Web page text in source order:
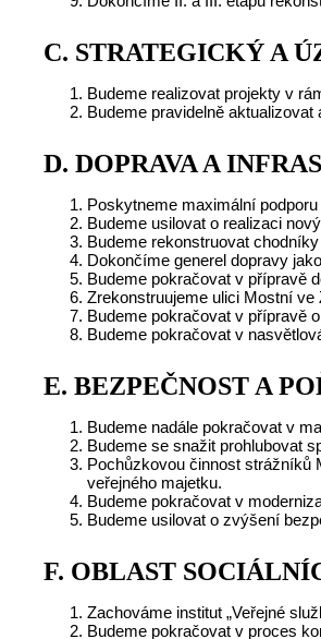
C. STRATEGICKÝ A
Budeme realizovat projekty v
Budeme pravidelně
D. DOPRAVA A
Poskytneme maximální
Budeme usilovat o realizaci
Budeme rekonstruovat
Dokončíme generel dopravy
Budeme pokračovat v přípravě
Zrekonstruujeme ulici Mostní ve
Budeme pokračovat v přípravě
Budeme pokračovat v
E. BEZPEČNOST A
Budeme nadále pokračovat v
Budeme se snažit prohlubovat
Pochůzkovou činnost strážníků
veřejného majetku.
Budeme pokračovat v
Budeme usilovat o zvýšení
F. OBLAST
Zachováme institut „Veřejné
Budeme pokračovat v proces